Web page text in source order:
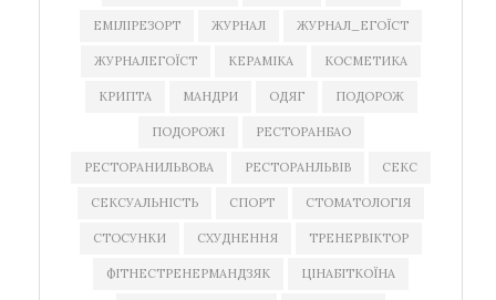
ЕМІЛІРЕЗОРТ ЖУРНАЛ ЖУРНАЛ_ЕГОЇСТ
ЖУРНАЛЕГОЇСТ КЕРАМІКА КОСМЕТИКА
КРИПТА МАНДРИ ОДЯГ ПОДОРОЖ
ПОДОРОЖІ РЕСТОРАНБАО
РЕСТОРАНИЛЬВОВА РЕСТОРАНЛЬВІВ СЕКС
СЕКСУАЛЬНІСТЬ СПОРТ СТОМАТОЛОГІЯ
СТОСУНКИ СХУДНЕННЯ ТРЕНЕРВІКТОР
ФІТНЕСТРЕНЕРМАНДЗЯК ЦІНАБІТКОЇНА